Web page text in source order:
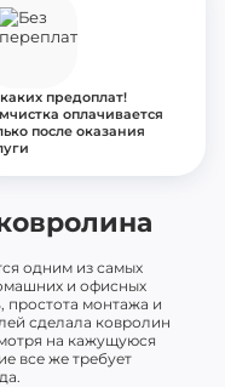
предоплат!
оплачивается
после оказания
одним из самых
и офисных
простота монтажа и
сделала ковролин
на кажущуюся
все же требует